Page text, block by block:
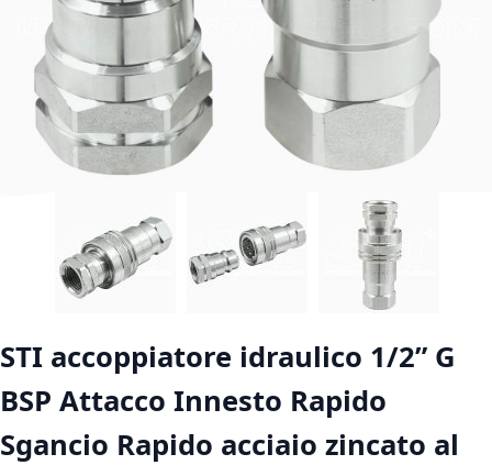
Vai all'inizio della galleria di immagini
STI accoppiatore idraulico 1/2” G
BSP Attacco Innesto Rapido
Sgancio Rapido acciaio zincato al